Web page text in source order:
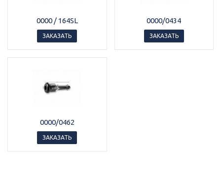
0000 / 164SL
ЗАКАЗАТЬ
0000/0434
ЗАКАЗАТЬ
0000/0462
ЗАКАЗАТЬ